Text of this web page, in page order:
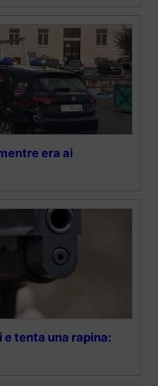
era ai
tenta una rapina: